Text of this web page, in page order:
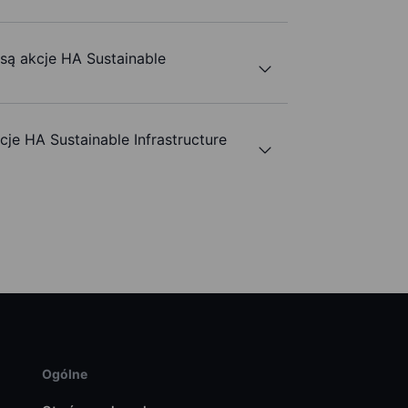
akcje HA Sustainable
HA Sustainable Infrastructure
Ogólne